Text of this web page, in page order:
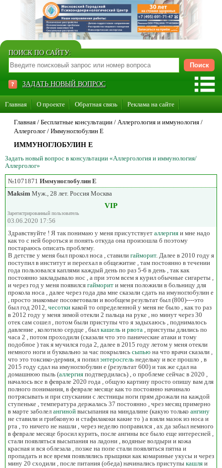
ПОИСК ПО САЙТУ:
ЗАДАТЬ НОВЫЙ ВОПРОС
Главная О проекте Обратная связь Реклама на сайте
Стать консультантом нашего сайта
Главная / Бесплатные консультации / Аллергология и иммунология /
Аллерголог / Иммуноглобулин E
ИММУНОГЛОБУЛИН E
Задать новый вопрос в консультации «Аллергология и иммунология/
Аллерголог»
№1071871 Иммуноглобулин E
Maksim Муж., 28 лет. Россия Москва
VIP
Зарегистрированный пользователь
03.06.2020 17:56
Здравствуйте ! Я так понимаю у меня присутствует аллергия и мне надо
как то с ней бороться и понять откуда она произошла б поэтому
постараюсь описать проблему.
В детстве у меня был прокол носа , ставили гайморит. Далее в 2010 году я
поступил в институт и переехал в общежитие , там постоянно в течении
года пользовался каплями каждый день по раз 5-6 в день , так как
постоянно закладывало нос , а при этом всем я курил обычные сигареты ,
и через год у меня появился гайморит и меня положили в больницу для
прокола носа , далее через года два мне сказали сдать на имуноглобулин е
, просто знакомые посоветовали и вообщем результат был (800)----это
был год 2012, чесотки какой то определенной у меня не было , как то раз
в 2012 году у меня зимой отекли 2 пальца на руке , но минут через 30
отек сам сошел , потом были приступы что я задыхаюсь , поднималось
давление , колотило сердце , был кашель и рвота , приступы длились по
часа 2 , потом проходили (сказали что это панические атаки и тому
подобное ) так я мучился года 2, далее в 2015 году летом у меня отекли
немного ноги и буквально за час покрылись сыпью на что врачи сказали ,
что это токсико-дермия, я попил энтеросгель недельку и все прошло , в
2015 году сдал на имуноглобулин е (результат 600) и так же сдал на
домашнюю пыль (аллергия подтвердилась) , о проблеме сейчас в 2020 ,
началось все в феврале 2020 года , общую картину просто опишу вам для
полного понимания, в феврале месяце как то постоянно начинало
потрясывать и при спускании с лестницы ноги прям дрожали на каждой
ступеньке , температура держалась 37 постоянно , чрез месяц примерно
в марте заболел ангиной высыпания на миндалине (какую только ангину
не ставили и грибковую и стафилакоки какие то ) а взяли мазок из носа и
рта , то ничего не нашли , через неделю поправился , ах да забыл немного
в феврале месяце бросил курить, после ангины все было еще интересней ,
стали появляться высыпания на ладони , водяные волдыри и кожа
красная и вся облезала , позже на попе стали появляться пятна и
пропадать и все время появлялись прыщики как комариные укусы и через
мину 20 сходили , после питания (обеда) начинались приступы кашля и